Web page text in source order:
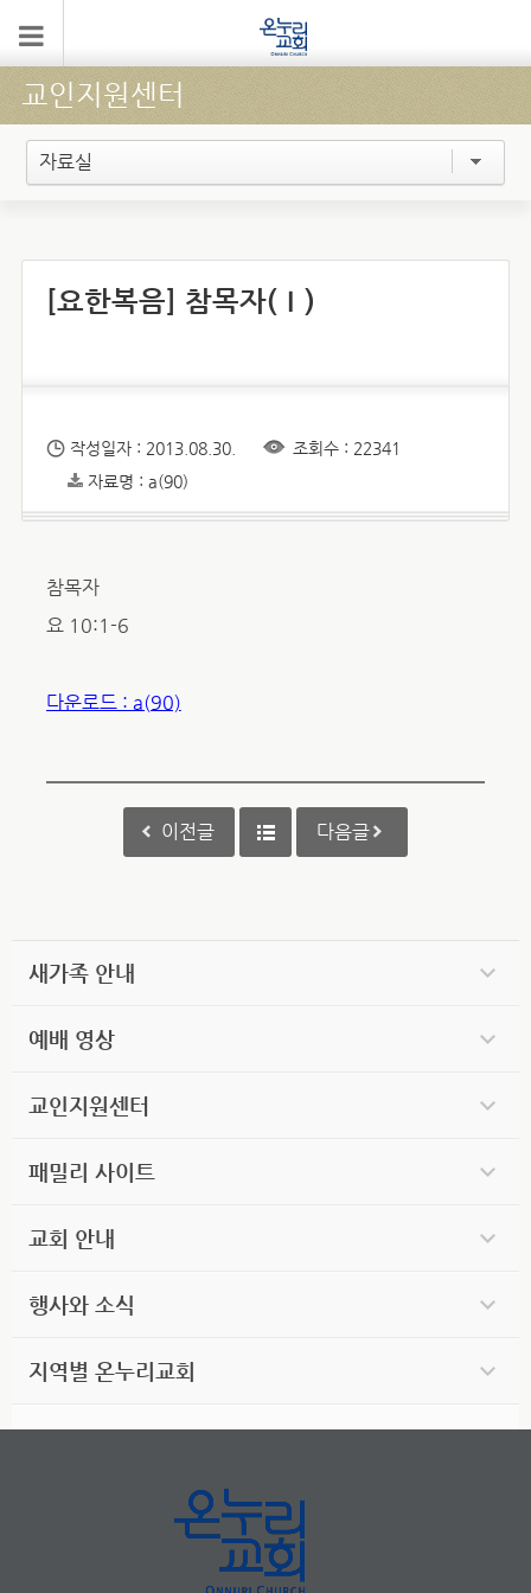
교인지원센터
자료실
[요한복음] 참목자(Ⅰ)
작성일자 : 2013.08.30.
조회수 : 22341
자료명 : a(90)
참목자
요 10:1-6
다운로드 : a(90)
이전글 다음글
새가족 안내
예배 영상
교인지원센터
패밀리 사이트
교회 안내
행사와 소식
지역별 온누리교회